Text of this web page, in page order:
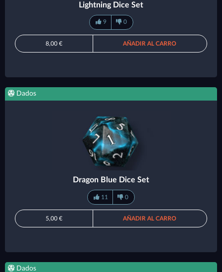
Lightning Dice Set
9 0
8,00 € AÑADIR AL CARRO
Dados
Dragon Blue Dice Set
11 0
5,00 € AÑADIR AL CARRO
Dados